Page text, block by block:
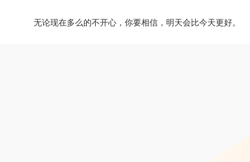
无论现在多么的不开心，你要相信，明天会比今天更好。